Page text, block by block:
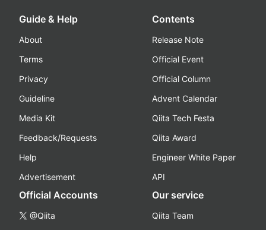
Guide & Help
About
Terms
Privacy
Guideline
Media Kit
Feedback/Requests
Help
Advertisement
Contents
Release Note
Official Event
Official Column
Advent Calendar
Qiita Tech Festa
Qiita Award
Engineer White Paper
API
Official Accounts
@Qiita
Our service
Qiita Team